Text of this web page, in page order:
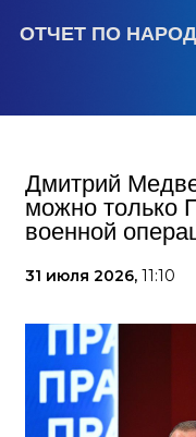
ОТЧЕТ ПО
Дмитрий
можно только
военной
31 июля 2026, 11:10